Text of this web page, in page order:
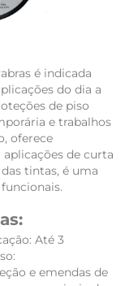
é indicada
do dia a
de piso
e trabalhos
oferece
de curta
tintas, é uma
Até 3
e emendas de